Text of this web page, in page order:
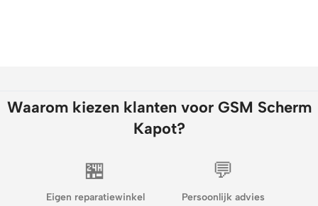
Waarom kiezen klanten voor GSM Scherm
Kapot?
🏪
Eigen reparatiewinkel
💬
Persoonlijk advies